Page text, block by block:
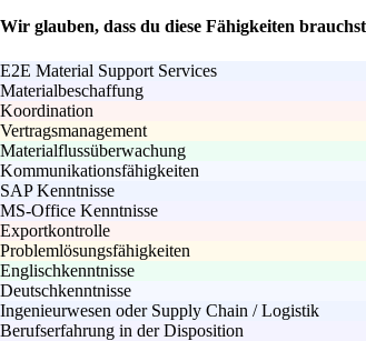
Wir glauben, dass du diese Fähigkeiten
E2E Material Support Services
Materialbeschaffung
Koordination
Vertragsmanagement
Materialflussüberwachung
Kommunikationsfähigkeiten
SAP Kenntnisse
MS-Office Kenntnisse
Exportkontrolle
Problemlösungsfähigkeiten
Englischkenntnisse
Deutschkenntnisse
Ingenieurwesen oder Supply Chain / Logistik
Berufserfahrung in der Disposition